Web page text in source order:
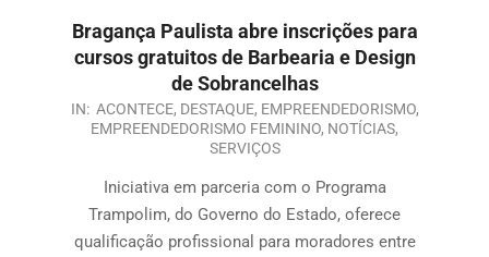
Bragança Paulista abre inscrições para
cursos gratuitos de Barbearia e Design
de Sobrancelhas
IN: ACONTECE, DESTAQUE, EMPREENDEDORISMO,
EMPREENDEDORISMO FEMININO, NOTÍCIAS,
SERVIÇOS
Iniciativa em parceria com o Programa
Trampolim, do Governo do Estado, oferece
qualificação profissional para moradores entre